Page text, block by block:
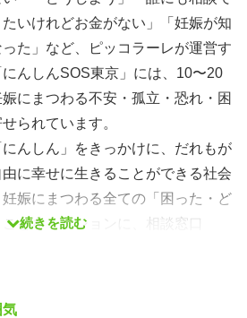
いけれどお金がない」「妊娠が知
た」など、ピッコラーレが運営す
んしんSOS東京」には、10〜20
にまつわる不安・孤立・恐れ・困
られています。
んしん」をきっかけに、だれもが
に幸せに生きることができる社会
娠にまつわる全ての「困った・ど
とをミッションに、相談窓口
のない妊婦のための居場所「ぴさ
こさと」・「ピコの出張保健
続きを読む
気